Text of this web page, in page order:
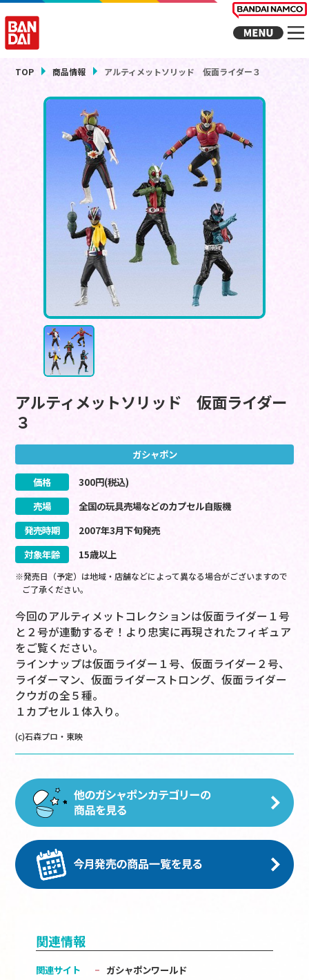
TOP 商品情報 アルティメットソリッド 仮面ライダー３
アルティメットソリッド 仮面ライダー
３
ガシャポン
価格 300円(税込)
売場
全国の玩具売場などのカプセル自販機
発売時期
2007年3月下旬発売
対象年齢
15歳以上
※発売日（予定）は地域・店舗などによって異なる場合がございますので
ご了承ください。
今回のアルティメットコレクションは仮面ライダー１号
と２号が連動するぞ！より忠実に再現されたフィギュア
をご覧ください。
ラインナップは仮面ライダー１号、仮面ライダー２号、
ライダーマン、仮面ライダーストロング、仮面ライダー
クウガの全５種。
１カプセル１体入り。
(c)石森プロ・東映
関連情報
関連サイト
ガシャポンワールド